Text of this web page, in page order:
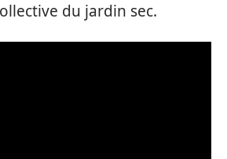
du jardin sec.